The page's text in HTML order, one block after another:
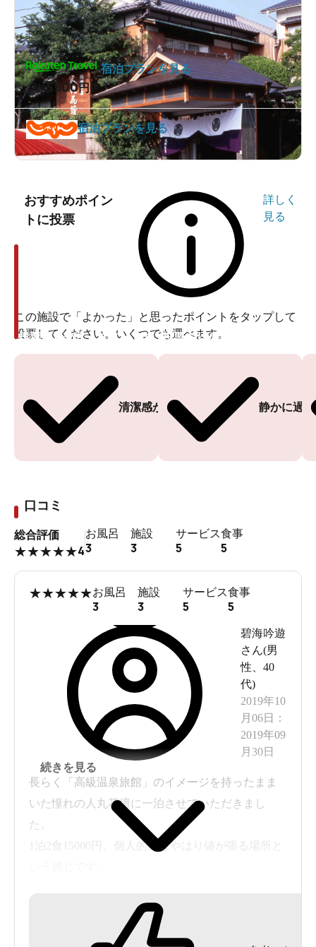
1泊5500円～
宿泊プランを見る
宿泊プランを見る
おすすめポイン
トに投票
詳しく
見る
この施設で「よかった」と思ったポイントをタップして
投票してください。いくつでも選べます。
清潔感がある
投票ありがとうございます
静かに過
投票ありがとうございます
口コミ
総合評価
★★★★★4
お風呂
3
施設
3
サービス
5
食事
5
★★★★★お風呂
3
施設
3
サービス
5
食事
5
碧海吟遊
さん(男
性
40
代)
2019年10
月06日
：
2019年09
月30日
長らく「高級温泉旅館」のイメージを持ったまま
いた憧れの人丸花壇に一泊させていただきまし
た。
1泊2食15000円、個人的にはやはり値が張る場所と
やおもてなしという意味ではそこらの安旅館とは
ぜんぜん違います。
続きを見る